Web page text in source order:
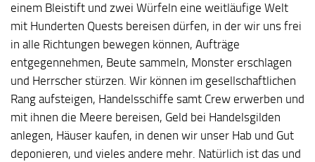
einem Bleistift und zwei Würfeln eine weitläufige Welt
mit Hunderten Quests bereisen dürfen, in der wir uns frei
in alle Richtungen bewegen können, Aufträge
entgegennehmen, Beute sammeln, Monster erschlagen
und Herrscher stürzen. Wir können im gesellschaftlichen
Rang aufsteigen, Handelsschiffe samt Crew erwerben und
mit ihnen die Meere bereisen, Geld bei Handelsgilden
anlegen, Häuser kaufen, in denen wir unser Hab und Gut
deponieren, und vieles andere mehr. Natürlich ist das und